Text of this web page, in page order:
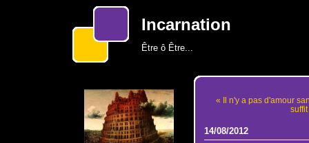
Incarnation
Être ô Être...
« Il n'y a pas d'amour
14/08/2012